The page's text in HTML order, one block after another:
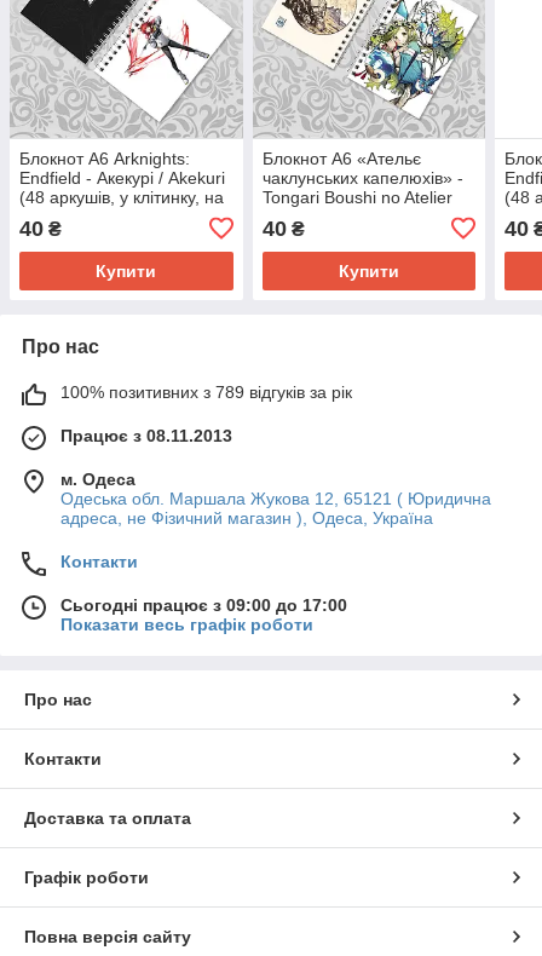
Блокнот А6 Arknights:
Endfield - Акекурі / Akekuri
(48 аркушів, у клітинку, на
40 ₴
Купити
Блокнот А6 «Ательє
чаклунських капелюхів» -
Tongari Boushi no Atelier
(48 аркушів, у клітинку, на
пружині)
40₴
Купити
(48
40
Про нас
100% позитивних з 789 відгуків за рік
Працює з 08.11.2013
м. Одеса
Одеська обл. Маршала Жукова 12, 65121 ( Юридична
адреса, не Фізичний магазин ), Одеса, Україна
Контакти
Сьогодні працює з 09:00 до 17:00
Показати весь графік роботи
Про нас
Контакти
Доставка та оплата
Графік роботи
Повна версія сайту